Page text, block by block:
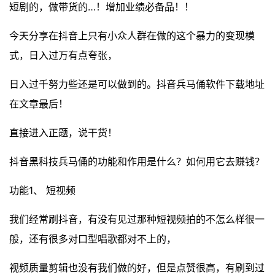
短剧的，做带货的…！增加业绩必备品！！
今天分享在抖音上只有小众人群在做的这个暴力的变现模
式，日入过万有点夸张，
日入过千努力些还是可以做到的。抖音兵马俑软件下载地址
在文章最后！
直接进入正题，说干货！
抖音黑科技兵马俑的功能和作用是什么？如何用它去赚钱？
功能1、 短视频
我们经常刷抖音，有没有见过那种短视频拍的不怎么样很一
般，还有很多对口型唱歌都对不上的，
视频质量剪辑也没有我们做的好，但是点赞很高，有刷到过